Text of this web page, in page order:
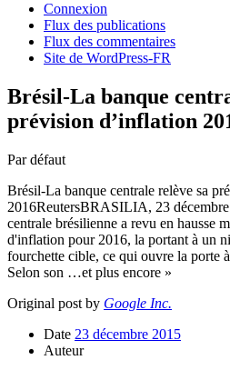
Connexion
Flux des publications
Flux des commentaires
Site de WordPress-FR
Brésil-La banque
prévision d’inflation
Par défaut
Brésil-La banque centrale relève sa
2016ReutersBRASILIA, 23
centrale brésilienne a revu en hausse
d'inflation pour 2016, la portant à un
fourchette cible, ce qui ouvre la porte
Selon son …et plus encore »
Original post by Google Inc.
Date 23 décembre 2015
Auteur